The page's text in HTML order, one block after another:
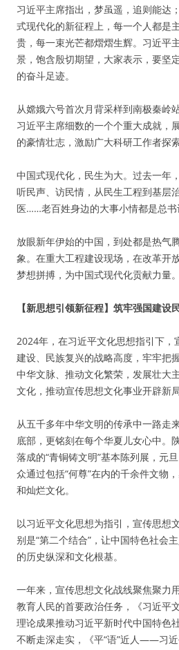
习近平主席指出，梦虽遥，追则能达
式现代化的新征程上，每一个人都是
贵，每一束光芒都熠熠生辉。习近平
景，饱含殷切期望，大家表示，要坚
的奋斗足迹。
从嫦娥六号首次月背采样到南极秦岭
习近平主席细数的一个个重大成就，
的豪情壮志，激励广大科研工作者探
中国式现代化，民生为大。过去一年
听民声、访民情，从民生工程到基层
医……老百姓身边的大事小情都是总书
放眼新年伊始的中国，到处都是热气
象。在重大工程建设现场，在改革开
梦想拼搏，为中国式现代化贡献力量。
【新思想引领新征程】筑牢强国建设
2024年，在习近平文化思想指引下，
建设、民族复兴的战略高度，牢牢把
中华文脉、推动文化繁荣，发展壮大
文化，推动宣传思想文化事业开辟新
从五千多年中华文明的传承中一路走
底部，更铭刻在每个华夏儿女心中。
落成的“青铜铸文明”基本陈列展，元
众通过包括“何尊”在内的千余件文物
和灿烂文化。
以习近平文化思想为指引，宣传思想
别是“第二个结合”，让中国特色社会
的历史纵深和文化根基。
一年来，宣传思想文化战线聚焦聚力
教育人民的首要政治任务，《习近平
理论成果推动习近平新时代中国特色
不断走深走实，《平“语”近人——习